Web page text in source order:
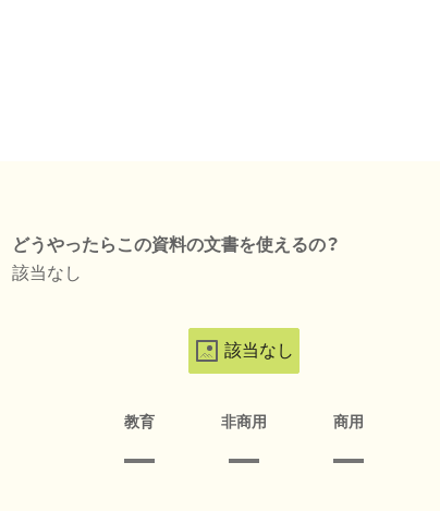
どうやったらこの資料の文書を使えるの？
該当なし
該当なし
教育 非商用 商用